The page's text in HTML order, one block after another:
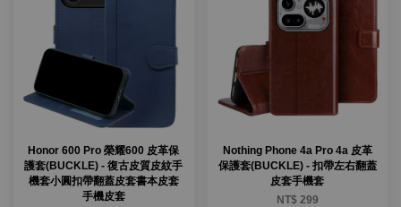
Honor 600 Pro 榮耀600 皮革保
護套(BUCKLE) - 復古皮質皮紋手
機套小圓扣帶翻蓋皮套書本皮套
手機皮套
Nothing Phone 4a Pro 4a 皮革
保護套(BUCKLE) - 扣帶左右翻蓋
皮套手機套
NT$ 299